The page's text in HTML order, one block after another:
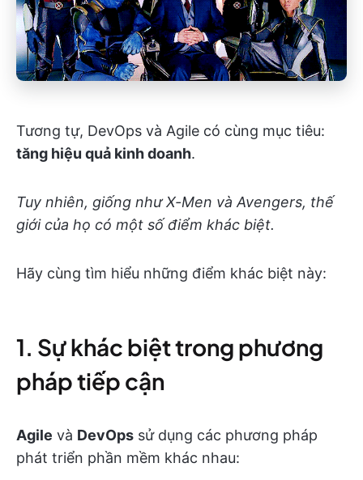
Tương tự, DevOps và Agile có cùng mục tiêu:
tăng hiệu quả kinh doanh.
Tuy nhiên, giống như X-Men và Avengers, thế
giới của họ có một số điểm khác biệt.
Hãy cùng tìm hiểu những điểm khác biệt này:
1. Sự khác biệt trong phương
pháp tiếp cận
Agile và DevOps sử dụng các phương pháp
phát triển phần mềm khác nhau: